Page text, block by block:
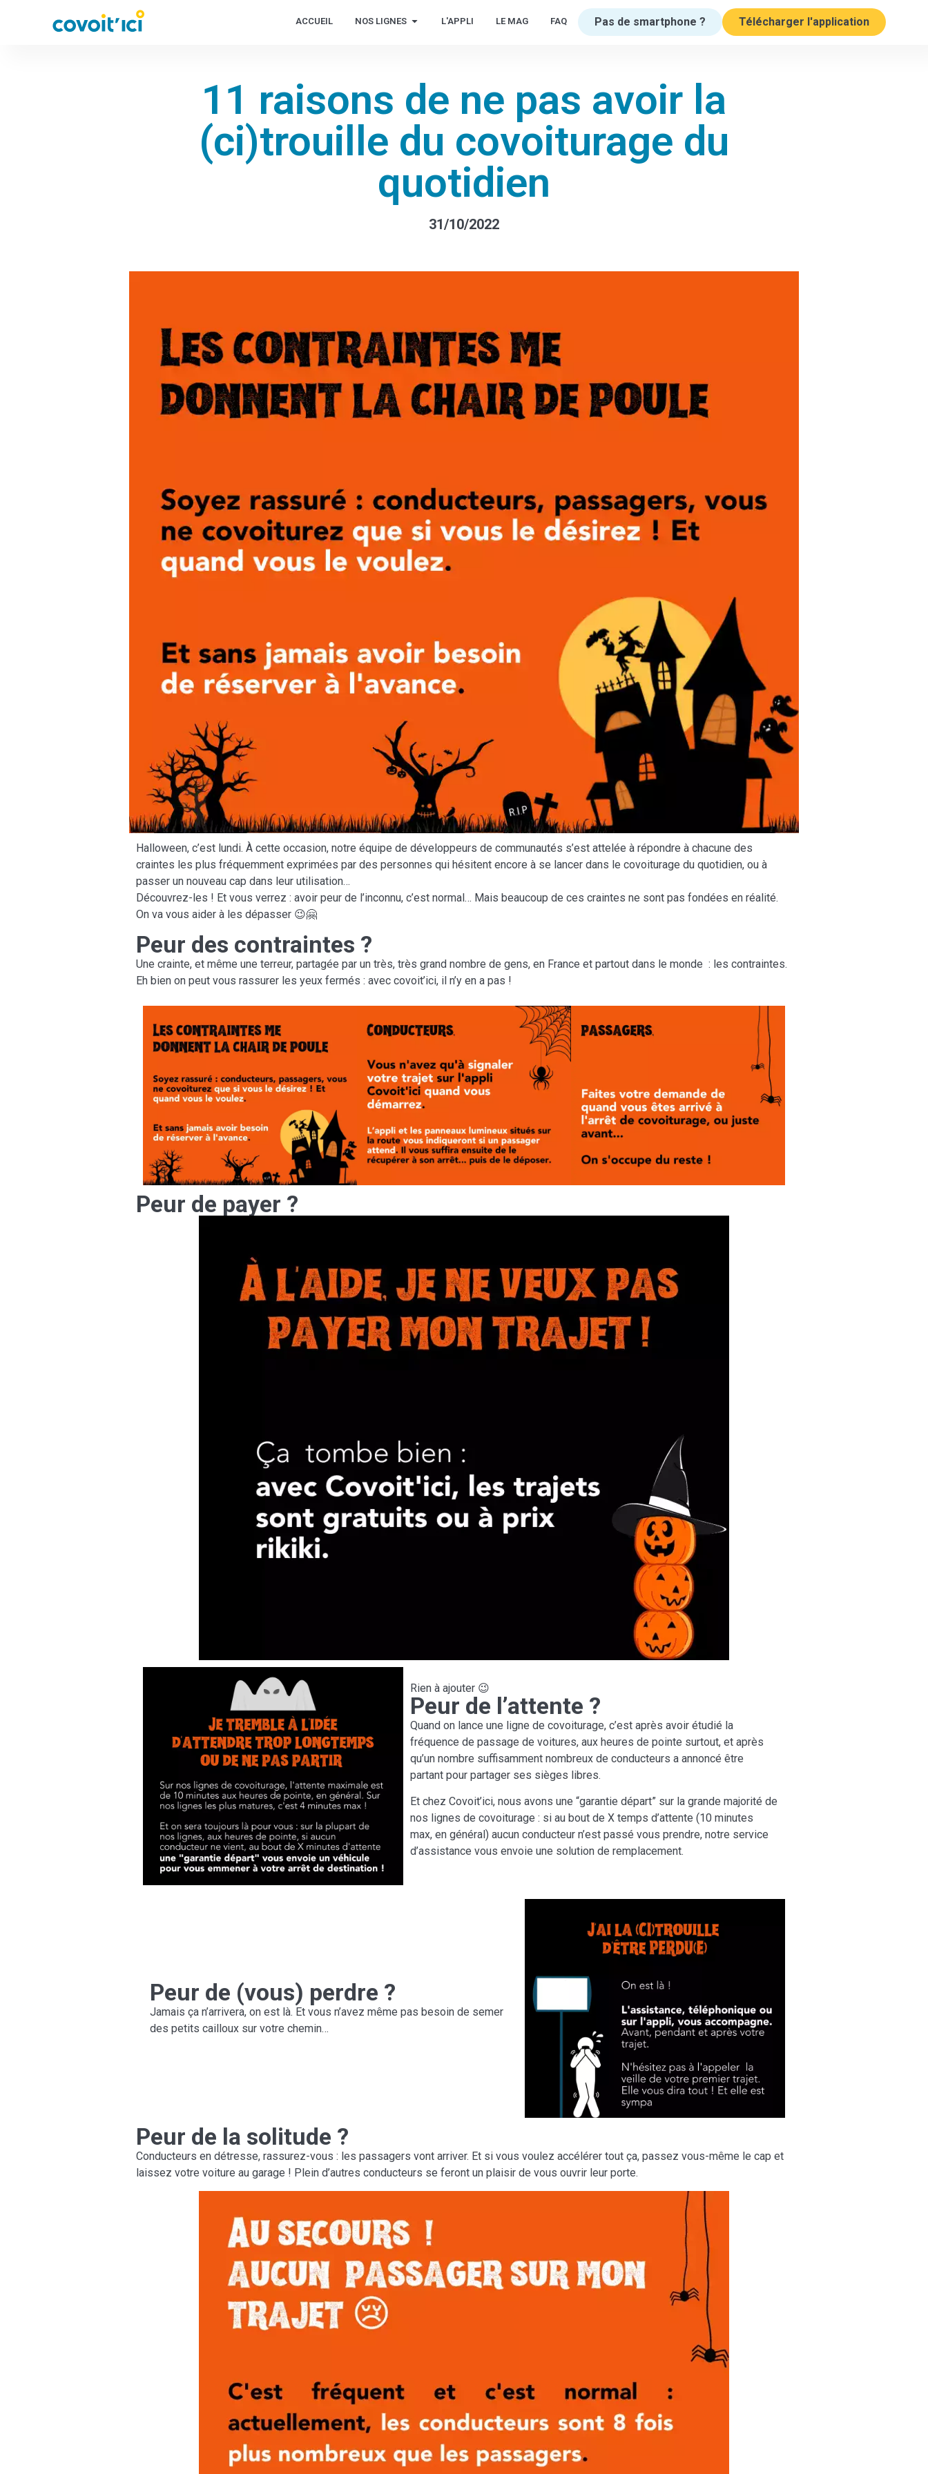
ACCUEIL NOS LIGNES L'APPLI LE MAG FAQ Pas de smartphone ? Télécharger l'application
11 raisons de ne pas avoir la
(ci)trouille du covoiturage du
quotidien
31/10/2022
Halloween, c’est lundi. À cette occasion, notre équipe de développeurs de communautés s’est attelée à répondre à chacune des
craintes les plus fréquemment exprimées par des personnes qui hésitent encore à se lancer dans le covoiturage du quotidien, ou à
passer un nouveau cap dans leur utilisation…
Découvrez-les ! Et vous verrez : avoir peur de l’inconnu, c’est normal… Mais beaucoup de ces craintes ne sont pas fondées en réalité.
On va vous aider à les dépasser 😉🤗
Peur des contraintes ?
Une crainte, et même une terreur, partagée par un très, très grand nombre de gens, en France et partout dans le monde : les contraintes.
Eh bien on peut vous rassurer les yeux fermés : avec covoit’ici, il n’y en a pas !
Peur de payer ?
Rien à ajouter 😉
Peur de l’attente ?
Quand on lance une ligne de covoiturage, c’est après avoir étudié la
fréquence de passage de voitures, aux heures de pointe surtout, et après
qu’un nombre suffisamment nombreux de conducteurs a annoncé être
partant pour partager ses sièges libres.
Et chez Covoit’ici, nous avons une “garantie départ” sur la grande majorité de
nos lignes de covoiturage : si au bout de X temps d’attente (10 minutes
max, en général) aucun conducteur n’est passé vous prendre, notre service
d’assistance vous envoie une solution de remplacement.
Peur de (vous) perdre ?
Jamais ça n’arrivera, on est là. Et vous n’avez même pas besoin de semer
des petits cailloux sur votre chemin…
Peur de la solitude ?
Conducteurs en détresse, rassurez-vous : les passagers vont arriver. Et si vous voulez accélérer tout ça, passez vous-même le cap et
laissez votre voiture au garage ! Plein d’autres conducteurs se feront un plaisir de vous ouvrir leur porte.